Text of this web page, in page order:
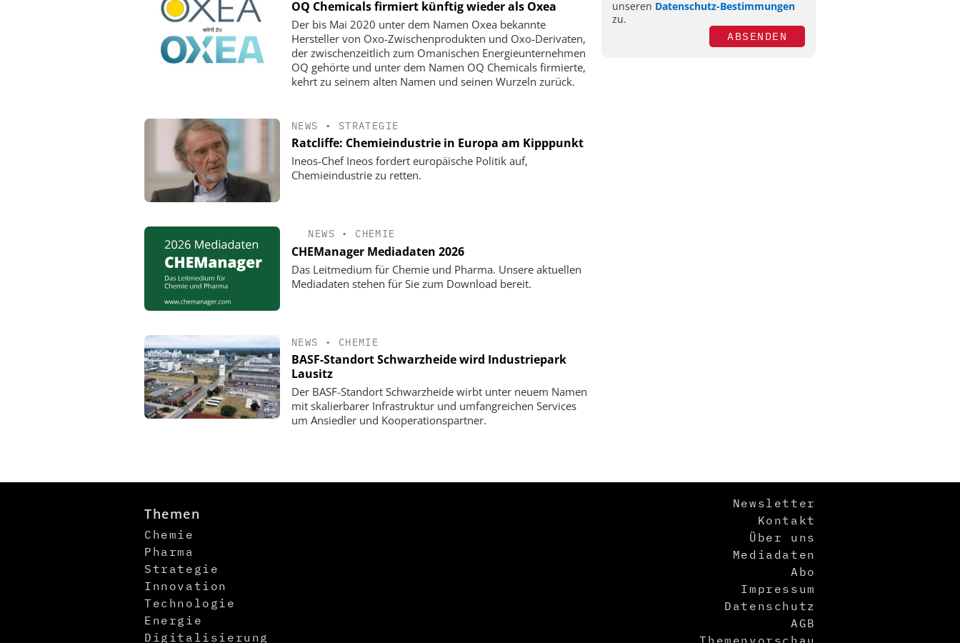
OQ Chemicals firmiert künftig wieder als Oxea
Der bis Mai 2020 unter dem Namen Oxea bekannte
Hersteller von Oxo-Zwischenprodukten und Oxo-Derivaten,
der zwischenzeitlich zum Omanischen Energieunternehmen
OQ gehörte und unter dem Namen OQ Chemicals firmierte,
kehrt zu seinem alten Namen und seinen Wurzeln zurück.
NEWS • STRATEGIE
Ratcliffe: Chemieindustrie in Europa am Kipppunkt
Ineos-Chef Ineos fordert europäische Politik auf,
Chemieindustrie zu retten.
NEWS • CHEMIE
CHEManager Mediadaten 2026
Das Leitmedium für Chemie und Pharma. Unsere aktuellen
Mediadaten stehen für Sie zum Download bereit.
NEWS • CHEMIE
BASF-Standort Schwarzheide wird Industriepark
Lausitz
Der BASF-Standort Schwarzheide wirbt unter neuem Namen
mit skalierbarer Infrastruktur und umfangreichen Services
um Ansiedler und Kooperationspartner.
unseren Datenschutz-Bestimmungen
zu.
ABSENDEN
Themen
Chemie
Pharma
Strategie
Innovation
Technologie
Energie
Digitalisierung
Newsletter
Kontakt
Über uns
Mediadaten
Abo
Impressum
Datenschutz
AGB